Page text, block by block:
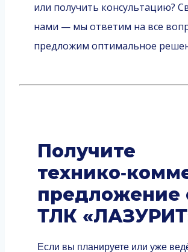
или получить консультацию?
нами — мы ответим на все
предложим оптимальное
Получите
предложение
ТЛК
Если вы планируете или уже